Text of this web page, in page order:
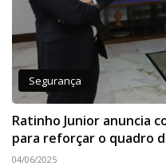
Segurança
Ratinho Junior anuncia
para reforçar o quadro
04/06/2025